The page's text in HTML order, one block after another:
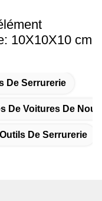
10X10X10 cm
De Serrurerie
De Voitures De
De Serrurerie